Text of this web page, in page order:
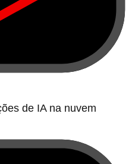
de IA na nuvem